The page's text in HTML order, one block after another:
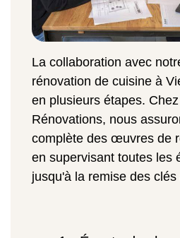
La collaboration avec
rénovation de cuisine à
en plusieurs étapes.
Rénovations, nous
complète des œuvres de
en supervisant toutes les
jusqu'à la remise des clés